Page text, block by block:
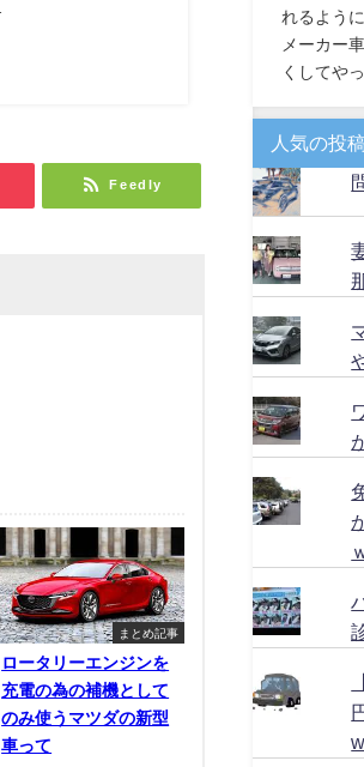
Feedly
まとめ記事
ロータリーエンジンを
充電の為の補機として
のみ使うマツダの新型
車って
れるよう
メーカー
くしてや
人気の投